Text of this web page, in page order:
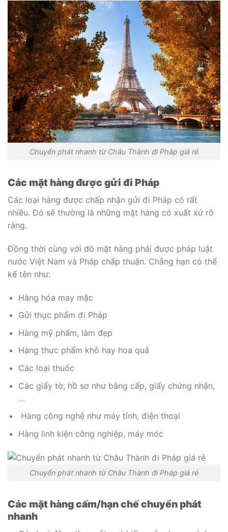
Chuyển phát nhanh từ Châu Thành đi Pháp giá rẻ
Các mặt hàng được gửi đi Pháp
Các loại hàng được chấp nhận gửi đi Pháp có rất
nhiều. Đó sẽ thường là những mặt hàng có xuất xứ rõ
ràng.
Đồng thời cùng với đó mặt hàng phải được pháp luật
nước Việt Nam và Pháp chấp thuận. Chẳng hạn có thể
kể tên như:
Hàng hóa may mặc
Gửi thực phẩm đi Pháp
Hàng mỹ phẩm, làm đẹp
Hàng thực phẩm khô hay hoa quả
Các loại thuốc
Các giấy tờ, hồ sơ như bằng cấp, giấy chứng nhận,
…
Hàng công nghệ như máy tính, điện thoại
Hàng linh kiện công nghiệp, máy móc
Chuyển phát nhanh từ Châu Thành đi Pháp giá rẻ
Các mặt hàng cấm/hạn chế chuyển phát
nhanh